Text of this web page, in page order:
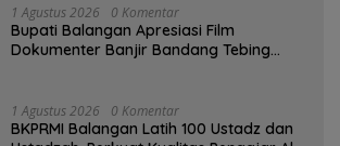
1 Agustus 2026 0 Komentar
Bupati Balangan Apresiasi Film
Dokumenter Banjir Bandang Tebing
1 Agustus 2026 0 Komentar
BKPRMI Balangan Latih 100 Ustadz dan